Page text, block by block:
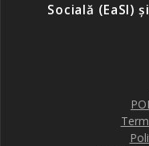
Socială (EaSI)